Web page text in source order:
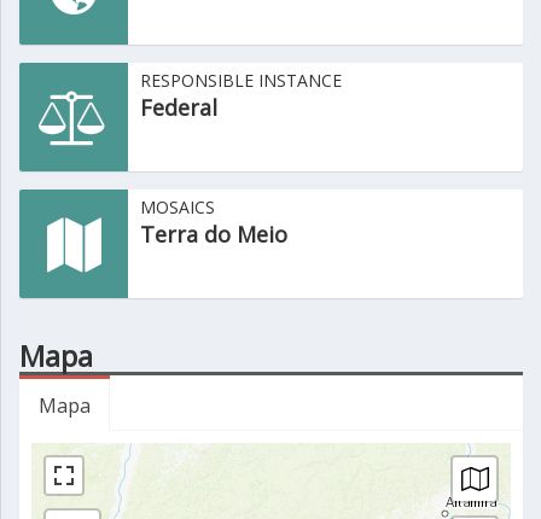
RESPONSIBLE INSTANCE
Federal
MOSAICS
Terra do Meio
Mapa
Mapa